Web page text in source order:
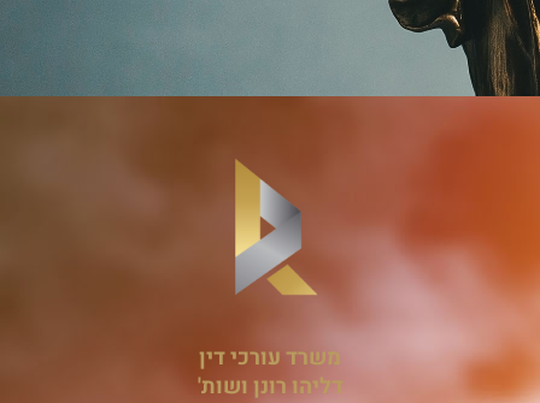
משרד עורכי דין
דליהו רונן ושות'